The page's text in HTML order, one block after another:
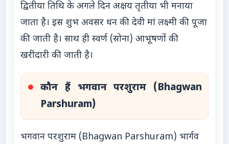
द्वितीया तिथि के अगले दिन अक्षय तृतीया भी मनाया
जाता है। इस शुभ अवसर धन की देवी मां लक्ष्मी की पूजा
की जाती है। साथ ही स्वर्ण (सोना) आभूषणों की
खरीदारी की जाती है।
कौन हैं भगवान परशुराम (Bhagwan
Parshuram)
भगवान परशुराम (Bhagwan Parshuram) भार्गव